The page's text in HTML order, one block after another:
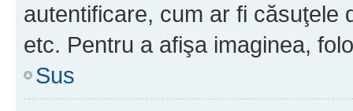
autentificare, cum ar fi căsuţele
etc. Pentru a afişa imaginea,
Sus